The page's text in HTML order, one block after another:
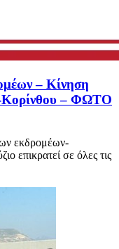
– Κίνηση
Κορίνθου – ΦΩΤΟ
εκδρομέων-
επικρατεί σε όλες τις